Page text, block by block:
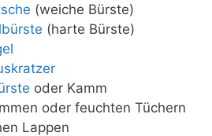
(weiche Bürste)
(harte Bürste)
oder Kamm
oder feuchten Tüchern
Lappen